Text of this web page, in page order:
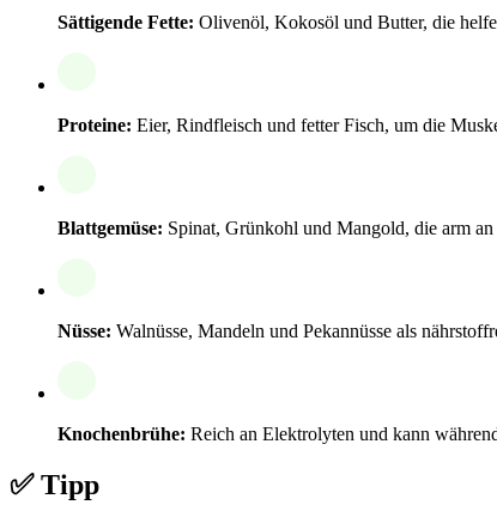
Sättigende Fette: Olivenöl, Kokosöl und Butter, die
Proteine: Eier, Rindfleisch und fetter Fisch, um die
Blattgemüse: Spinat, Grünkohl und Mangold, die arm
Nüsse: Walnüsse, Mandeln und Pekannüsse als
Knochenbrühe: Reich an Elektrolyten und kann
✅ Tipp